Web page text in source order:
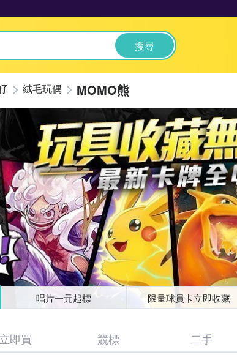
搜尋
絨毛玩偶 MOMO熊
唱片一元起標 限量球員卡立即收藏
立即買 競標 二手